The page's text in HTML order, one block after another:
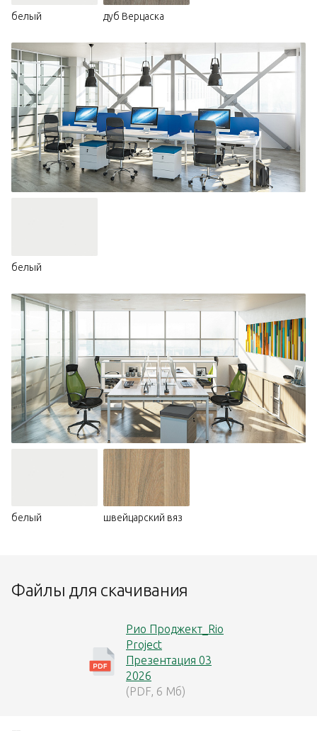
белый дуб Верцаска
белый
белый швейцарский вяз
Файлы для скачивания
Рио Проджект_Rio
Project
Презентация 03
2026
(PDF, 6 Мб)